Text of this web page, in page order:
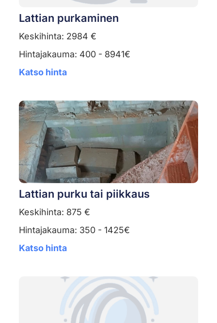
Lattian purkaminen
Keskihinta: 2984 €
Hintajakauma: 400 - 8941€
Katso hinta
Lattian purku tai piikkaus
Keskihinta: 875 €
Hintajakauma: 350 - 1425€
Katso hinta